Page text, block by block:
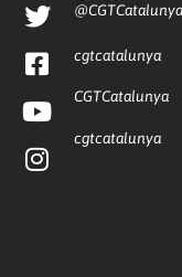
@CGTCatalunya
cgtcatalunya
CGTCatalunya
cgtcatalunya